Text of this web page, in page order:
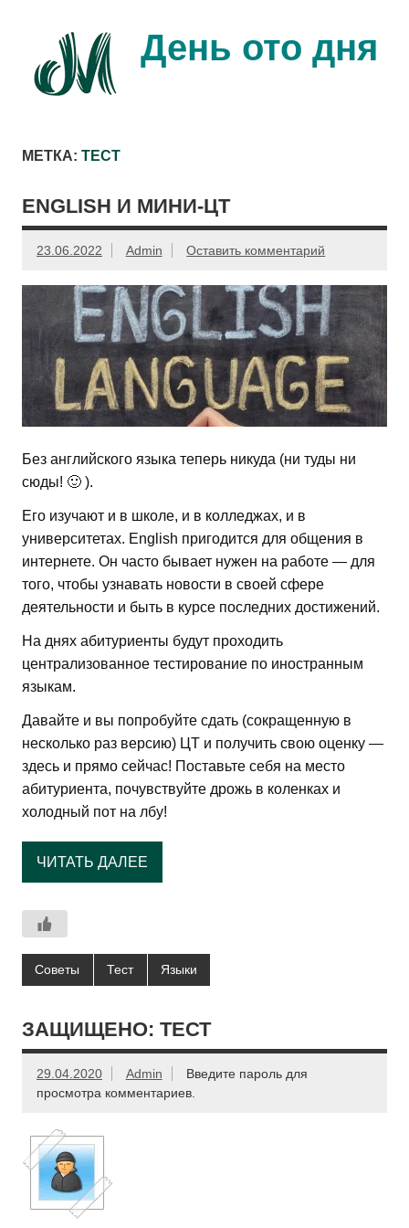
содержимому
День ото дня
МЕТКА: ТЕСТ
ENGLISH И МИНИ-ЦТ
23.06.2022 Admin Оставить комментарий
Без английского языка теперь никуда (ни туды ни
сюды! 🙂 ).
Его изучают и в школе, и в колледжах, и в
университетах. English пригодится для общения в
интернете. Он часто бывает нужен на работе — для
того, чтобы узнавать новости в своей сфере
деятельности и быть в курсе последних достижений.
На днях абитуриенты будут проходить
централизованное тестирование по иностранным
языкам.
Давайте и вы попробуйте сдать (сокращенную в
несколько раз версию) ЦТ и получить свою оценку —
здесь и прямо сейчас! Поставьте себя на место
абитуриента, почувствуйте дрожь в коленках и
холодный пот на лбу!
ЧИТАТЬ ДАЛЕЕ
Советы Тест Языки
ЗАЩИЩЕНО: ТЕСТ
29.04.2020 Admin
Введите пароль для
просмотра комментариев.